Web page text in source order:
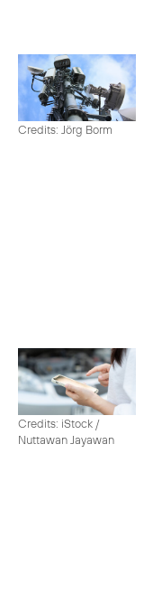
Credits: Jörg Borm
Credits: iStock /
Nuttawan Jayawan